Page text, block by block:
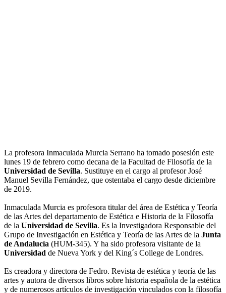
La profesora Inmaculada Murcia Serrano ha tomado posesión este
lunes 19 de febrero como decana de la Facultad de Filosofía de la
Universidad de Sevilla. Sustituye en el cargo al profesor José
Manuel Sevilla Fernández, que ostentaba el cargo desde diciembre
de 2019.
Inmaculada Murcia es profesora titular del área de Estética y Teoría
de las Artes del departamento de Estética e Historia de la Filosofía
de la Universidad de Sevilla. Es la Investigadora Responsable del
Grupo de Investigación en Estética y Teoría de las Artes de la Junta
de Andalucía (HUM-345). Y ha sido profesora visitante de la
Universidad de Nueva York y del King´s College de Londres.
Es creadora y directora de Fedro. Revista de estética y teoría de las
artes y autora de diversos libros sobre historia española de la estética
y de numerosos artículos de investigación vinculados con la filosofía